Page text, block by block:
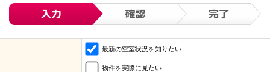
最新の空室状況を知りたい
物件を実際に見たい